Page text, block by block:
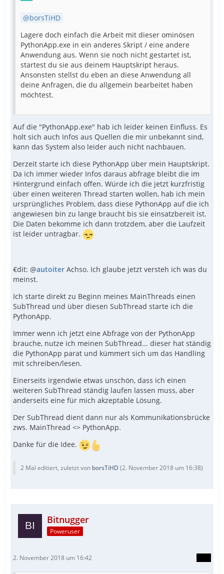
borsTiHD
Lagere doch einfach die Arbeit mit dieser ominösen
PythonApp.exe in ein anderes Skript / eine andere
Anwendung aus. Wenn sie noch nicht gestartet ist,
startest du sie aus deinem Hauptskript heraus.
Ansonsten stellst du eben an diese Anwendung all
deine Anfragen, die du allgemein bearbeitet haben
möchtest.
Auf die "PythonApp.exe" hab ich leider keinen Einfluss. Es
holt sich auch Infos aus Quellen die mir unbekannt sind,
kann das System also leider auch nicht nachbauen.
Derzeit starte ich diese PythonApp über mein Hauptskript.
Da ich immer wieder Infos daraus abfrage bleibt die im
Hintergrund einfach offen. Würde ich die jetzt kurzfristig
über einen weiteren Thread starten wollen, hab ich mein
ursprüngliches Problem, dass diese PythonApp auf die ich
angewiesen bin zu lange braucht bis sie einsatzbereit ist.
Die Daten bekomme ich dann trotzdem, aber die Laufzeit
ist leider untragbar.
€dit: @autoiter Achso. Ich glaube jetzt versteh ich was du
meinst.
Ich starte direkt zu Beginn meines MainThreads einen
SubThread und über diesen SubThread starte ich die
PythonApp.
Immer wenn ich jetzt eine Abfrage von der PythonApp
brauche, nutze ich meinen SubThread... dieser hat ständig
die PythonApp parat und kümmert sich um das Handling
mit schreiben/lesen.
Einerseits irgendwie etwas unschön, dass ich einen
weiteren SubThread ständig laufen lassen muss, aber
anderseits eine für mich akzeptable Lösung.
Der SubThread dient dann nur als Kommunikationsbrücke
zws. MainThread <> PythonApp.
Danke für die Idee.
2 Mal editiert, zuletzt von borsTiHD (2. November 2018 um 16:38)
Bitnugger
Poweruser
2. November 2018 um 16:42